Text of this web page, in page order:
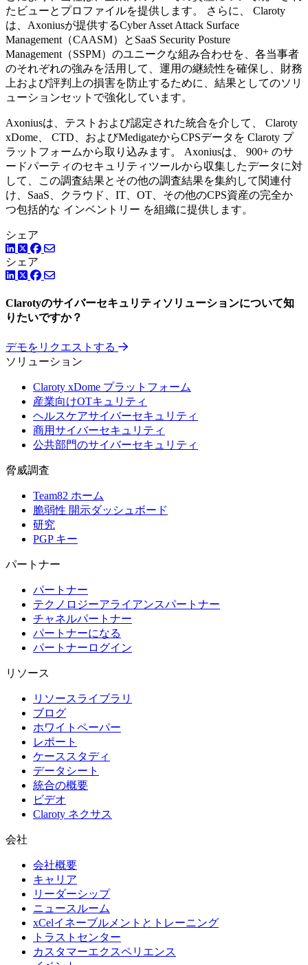
たビューとプロファイルを提供します。 さらに、 Claroty
は、Axoniusが提供するCyber Asset Attack Surface
Management（CAASM）とSaaS Security Posture
Management（SSPM）のユニークな組み合わせを、各当事者
のそれぞれの強みを活用して、運用の継続性を確保し、財務
上および評判上の損害を防止するために、結果としてのソリ
ューションセットで強化しています。
Axoniusは、テストおよび認定された統合を介して、 Claroty
xDome、 CTD、およびMedigateからCPSデータを Claroty プ
ラットフォームから取り込みます。 Axoniusは、 900+ のサ
ードパーティのセキュリティツールから収集したデータに対
して、この調査結果とその他の調査結果を集約して関連付
け、SaaS、クラウド、IT、OT、その他のCPS資産の完全か
つ包括的な インベントリー を組織に提供します。
シェア
LinkedIn
ツイッター
Facebook
シェア
LinkedIn
ツイッター
Facebook
Clarotyのサイバーセキュリティソリューションについて知
りたいですか？
デモをリクエストする
ソリューション
Claroty xDome プラットフォーム
産業向けOTキュリティ
ヘルスケアサイバーセキュリティ
商用サイバーセキュリティ
公共部門のサイバーセキュリティ
脅威調査
Team82 ホーム
脆弱性 開示ダッシュボード
研究
PGP キー
パートナー
パートナー
テクノロジーアライアンスパートナー
チャネルパートナー
パートナーになる
パートナーログイン
リソース
リソースライブラリ
ブログ
ホワイトペーパー
レポート
ケーススタディ
データシート
統合の概要
ビデオ
Claroty ネクサス
会社
会社概要
キャリア
リーダーシップ
ニュースルーム
xCelイネーブルメントとトレーニング
トラストセンター
カスタマーエクスペリエンス